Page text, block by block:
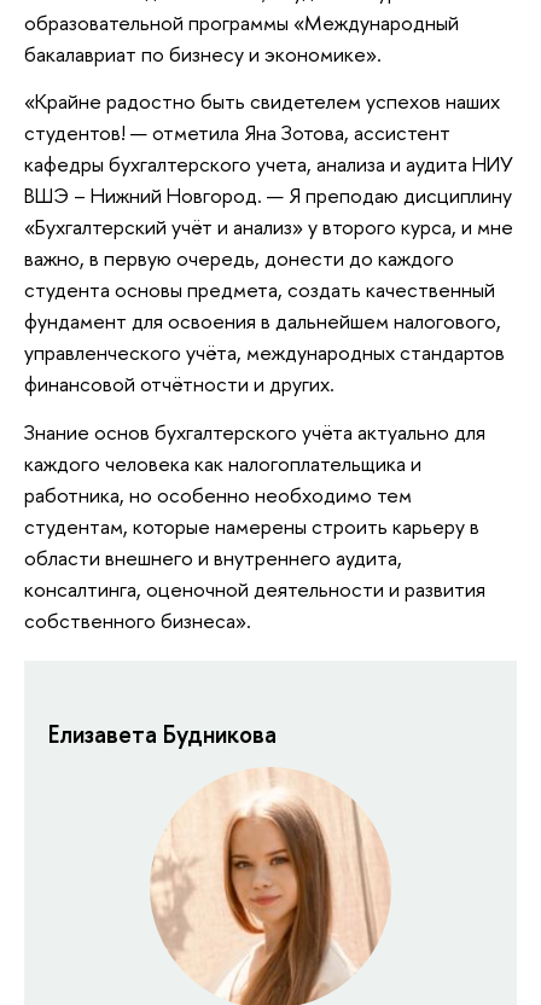
образовательной программы «Международный
бакалавриат по бизнесу и экономике».
«Крайне радостно быть свидетелем успехов наших
студентов! — отметила Яна Зотова, ассистент
кафедры бухгалтерского учета, анализа и аудита НИУ
ВШЭ – Нижний Новгород. — Я преподаю дисциплину
«Бухгалтерский учёт и анализ» у второго курса, и мне
важно, в первую очередь, донести до каждого
студента основы предмета, создать качественный
фундамент для освоения в дальнейшем налогового,
управленческого учёта, международных стандартов
финансовой отчётности и других.
Знание основ бухгалтерского учёта актуально для
каждого человека как налогоплательщика и
работника, но особенно необходимо тем
студентам, которые намерены строить карьеру в
области внешнего и внутреннего аудита,
консалтинга, оценочной деятельности и развития
собственного бизнеса».
Елизавета Будникова